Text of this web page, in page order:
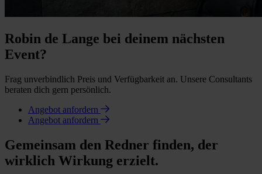
Robin de Lange bei deinem nächsten
Event?
Frag unverbindlich Preis und Verfügbarkeit an. Unsere Consultants
beraten dich gern persönlich.
Angebot anfordern
Angebot anfordern
Gemeinsam den Redner finden, der
wirklich Wirkung erzielt.